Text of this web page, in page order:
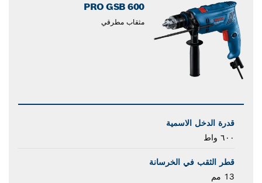
PRO GSB 600
مثقاب مطرقي
قدرة الدخل الاسمية
٦٠٠ واط
قطر الثقب في الخرسانة
13 مم